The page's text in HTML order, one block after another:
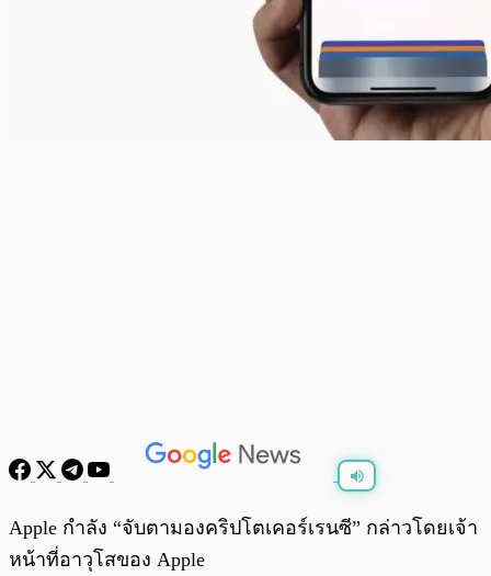
พร้อมเล่น 0:00 /0:00
Apple กำลัง “จับตามองคริปโตเคอร์เรนซี” กล่าวโดยเจ้า
หน้าที่อาวุโสของ Apple